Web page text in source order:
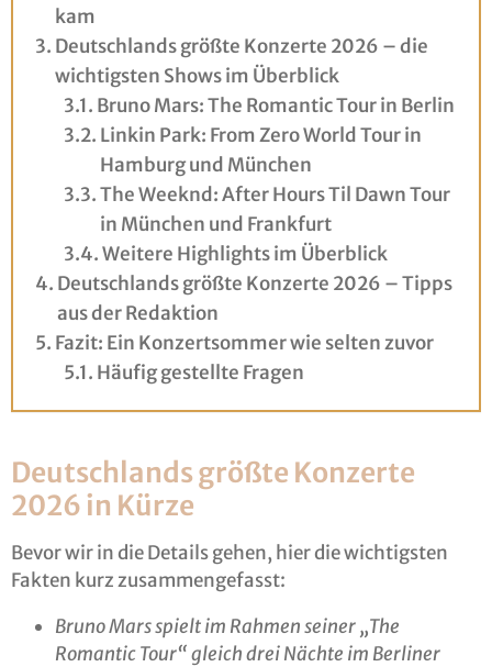
kam
Deutschlands größte Konzerte 2026 – die
wichtigsten Shows im Überblick
Bruno Mars: The Romantic Tour in Berlin
Linkin Park: From Zero World Tour in
Hamburg und München
The Weeknd: After Hours Til Dawn Tour
in München und Frankfurt
Weitere Highlights im Überblick
Deutschlands größte Konzerte 2026 – Tipps
aus der Redaktion
Fazit: Ein Konzertsommer wie selten zuvor
Häufig gestellte Fragen
Deutschlands größte Konzerte
2026 in Kürze
Bevor wir in die Details gehen, hier die wichtigsten
Fakten kurz zusammengefasst:
Bruno Mars spielt im Rahmen seiner „The
Romantic Tour“ gleich drei Nächte im Berliner